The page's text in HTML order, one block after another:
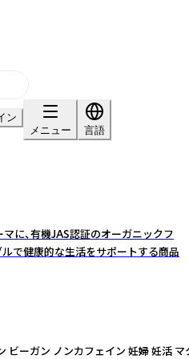
ン
メニュー
言語
に、有機JAS認証のオーガニックフ
ルで健康的な生活をサポートする商品
ン ノンカフェイン 妊婦